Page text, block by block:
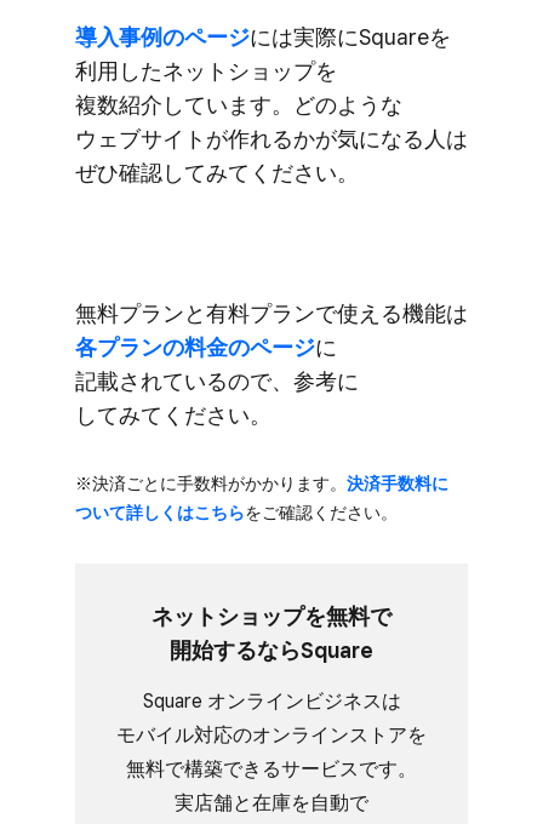
導入事例の​ページには​実際に​Squareを​
利用した​ネットショップを​
複数紹介しています。​どのような​
ウェブサイトが​作れるかが​気に​なる​人は​
ぜひ確認してみてください。
無料プランと​有料プランで​使える​機能は
各プランの​料金の​ページに​
記載されているので、​参考に​
してみてください。
※決済ごとに​手数料が​かかります。 ​決済手数料に​
ついて​詳しくは​こちらを​ご確認ください。
ネットショップを​無料で​
開始するなら​Square
Square オンラインビジネスは​
モバイル対応の​オンラインストアを​
無料で​構築できる​サービスです。​
実店舗と​在庫を​自動で​